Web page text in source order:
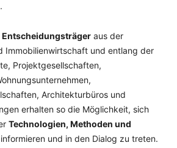
Entscheidungsträger aus der
Immobilienwirtschaft und entlang der
Projektgesellschaften,
Architekturbüros und
erhalten so die Möglichkeit, sich
Technologien, Methoden und
und in den Dialog zu treten.